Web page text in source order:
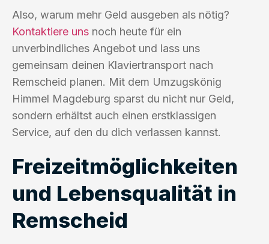
Also, warum mehr Geld ausgeben als nötig?
Kontaktiere uns noch heute für ein
unverbindliches Angebot und lass uns
gemeinsam deinen Klaviertransport nach
Remscheid planen. Mit dem Umzugskönig
Himmel Magdeburg sparst du nicht nur Geld,
sondern erhältst auch einen erstklassigen
Service, auf den du dich verlassen kannst.
Freizeitmöglichkeiten
und Lebensqualität in
Remscheid